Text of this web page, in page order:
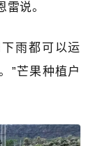
说。
雨都可以运
”芒果种植户